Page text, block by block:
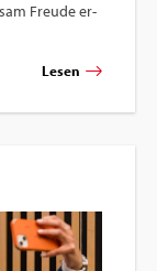
Freu­de er­
Lesen